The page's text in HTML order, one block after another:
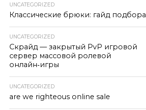
UNCATEGORIZED
Классические брюки: гайд подбора
UNCATEGORIZED
Скрайд — закрытый PvP игровой
сервер массовой ролевой
онлайн‑игры
UNCATEGORIZED
are we righteous online sale